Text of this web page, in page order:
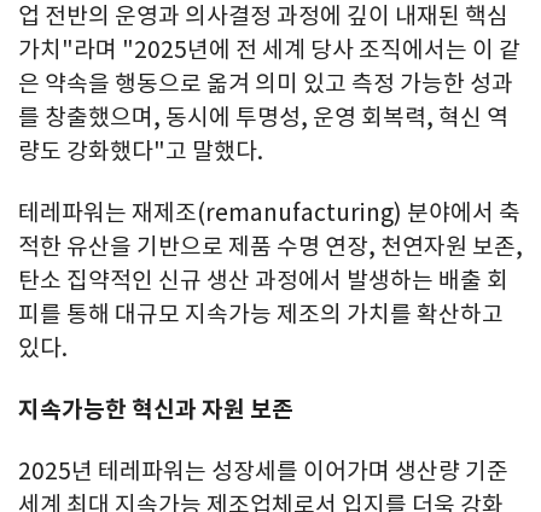
업 전반의 운영과 의사결정 과정에 깊이 내재된 핵심
가치"라며 "2025년에 전 세계 당사 조직에서는 이 같
은 약속을 행동으로 옮겨 의미 있고 측정 가능한 성과
를 창출했으며, 동시에 투명성, 운영 회복력, 혁신 역
량도 강화했다"고 말했다.
테레파워는 재제조(remanufacturing) 분야에서 축
적한 유산을 기반으로 제품 수명 연장, 천연자원 보존,
탄소 집약적인 신규 생산 과정에서 발생하는 배출 회
피를 통해 대규모 지속가능 제조의 가치를 확산하고
있다.
지속가능한 혁신과 자원 보존
2025년 테레파워는 성장세를 이어가며 생산량 기준
세계 최대 지속가능 제조업체로서 입지를 더욱 강화